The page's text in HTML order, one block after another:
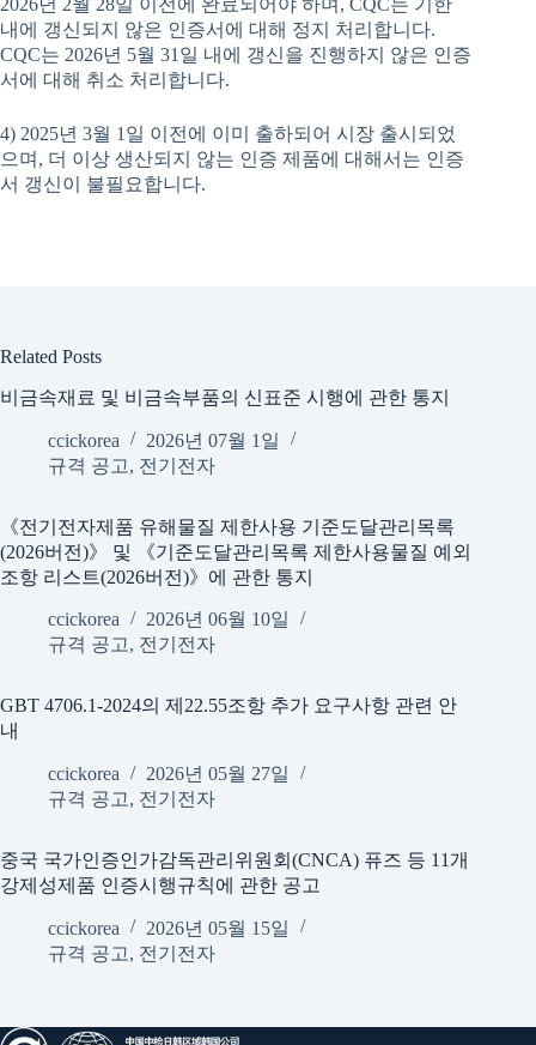
2026년 2월 28일 이전에 완료되어야 하며, CQC는 기한
내에 갱신되지 않은 인증서에 대해 정지 처리합니다.
CQC는 2026년 5월 31일 내에 갱신을 진행하지 않은 인증
서에 대해 취소 처리합니다.
4) 2025년 3월 1일 이전에 이미 출하되어 시장 출시되었
으며, 더 이상 생산되지 않는 인증 제품에 대해서는 인증
서 갱신이 불필요합니다.
Related Posts
비금속재료 및 비금속부품의 신표준 시행에 관한 통지
ccickorea
2026년 07월 1일
규격 공고, 전기전자
《전기전자제품 유해물질 제한사용 기준도달관리목록
(2026버전)》 및 《기준도달관리목록 제한사용물질 예외
조항 리스트(2026버전)》에 관한 통지
ccickorea
2026년 06월 10일
규격 공고, 전기전자
GBT 4706.1-2024의 제22.55조항 추가 요구사항 관련 안
내
ccickorea
2026년 05월 27일
규격 공고, 전기전자
중국 국가인증인가감독관리위원회(CNCA) 퓨즈 등 11개
강제성제품 인증시행규칙에 관한 공고
ccickorea
2026년 05월 15일
규격 공고, 전기전자